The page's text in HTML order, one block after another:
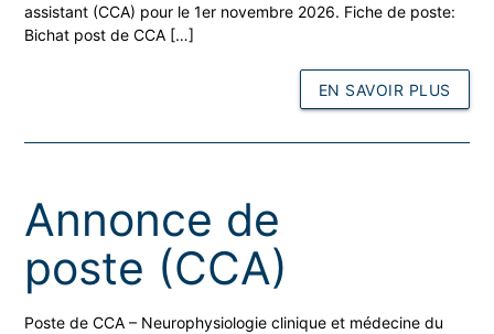
assistant (CCA) pour le 1er novembre 2026. Fiche de poste:
Bichat post de CCA […]
EN SAVOIR PLUS
Annonce de
poste (CCA)
Poste de CCA – Neurophysiologie clinique et médecine du